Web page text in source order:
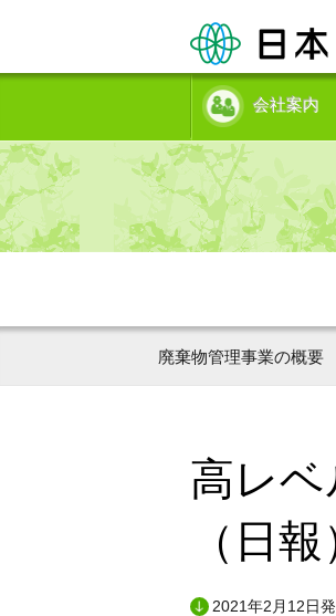
会社案内
廃棄物管理事業の概要
高レ
（日報
2021年2月12日